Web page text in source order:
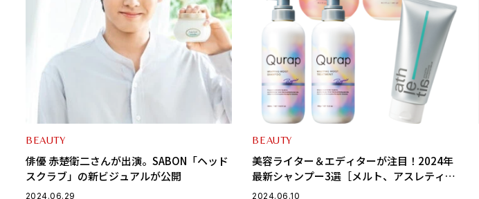
BEAUTY
俳優 赤楚衛二さんが出演。SABON「ヘッド
スクラブ」の新ビジュアルが公開
2024.06.29
BEAUTY
美容ライター＆エディターが注目！2024年
最新シャンプー3選［メルト、アスレティ
ア、キュラップ］
2024.06.10